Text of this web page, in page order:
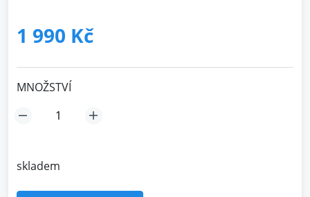
1 990 Kč
MNOŽSTVÍ
skladem